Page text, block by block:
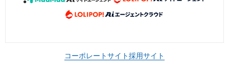
コーポレートサイト採用サイト